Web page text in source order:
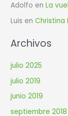
Adolfo enLa
Luis enChristina
Archivos
julio 2025
julio 2019
junio 2019
septiembre 2018